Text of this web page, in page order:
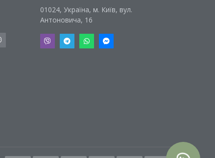
01024, Україна, м. Київ, вул.
Антоновича, 16